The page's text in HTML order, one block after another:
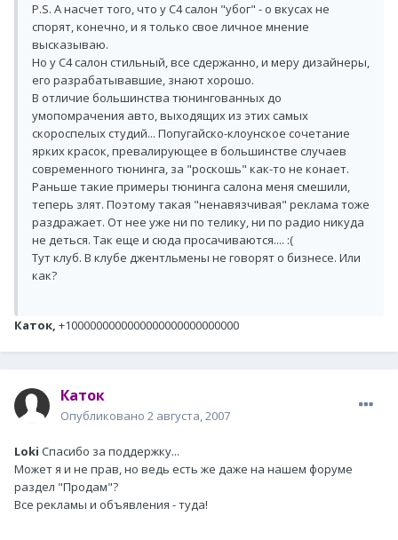
P.S. А насчет того, что у С4 салон "убог" - о вкусах не
спорят, конечно, и я только свое личное мнение
высказываю.
Но у С4 салон стильный, все сдержанно, и меру дизайнеры,
его разрабатывавшие, знают хорошо.
В отличие большинства тюнингованных до
умопомрачения авто, выходящих из этих самых
скороспелых студий... Попугайско-клоунское сочетание
ярких красок, превалирующее в большинстве случаев
современного тюнинга, за "роскошь" как-то не конает.
Раньше такие примеры тюнинга салона меня смешили,
теперь злят. Поэтому такая "ненавязчивая" реклама тоже
раздражает. От нее уже ни по телику, ни по радио никуда
не деться. Так еще и сюда просачиваются.... :(
Тут клуб. В клубе джентльмены не говорят о бизнесе. Или
как?
Каток, +1000000000000000000000000000
Каток
Опубликовано 2 августа, 2007
Loki Спасибо за поддержку...
Может я и не прав, но ведь есть же даже на нашем форуме
раздел "Продам"?
Все рекламы и объявления - туда!